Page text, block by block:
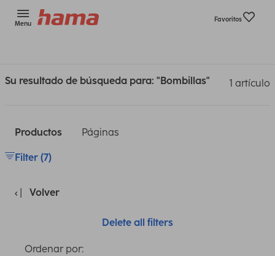
Menu
Favoritos
Su resultado de búsqueda para: "Bombillas" 1 artículo
Productos Páginas
Filter (7)
Volver
Delete all filters
Ordenar por: